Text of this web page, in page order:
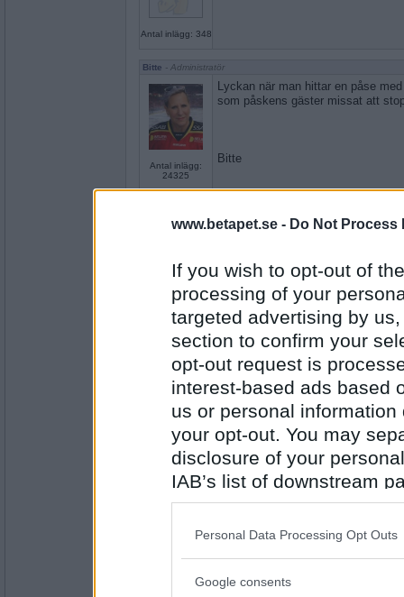
www.betapet.se - Do Not Process
If you wish to opt-out of
processing of your
targeted advertising by
section to confirm your
opt-out request is
interest-based ads based
us or personal
your opt-out. You may
disclosure of your
IAB’s list of downstream
also be disclosed by us
Downstream Participants
Please note that this
Personal Data Processing Opt Outs
Google consents
Antal inlägg: 348
Bitte - Administratör
Antal inlägg:
24325
Lyckan när man hittar en påse
som påskens gäster missat att
Bitte
Antal inlägg:
Kubb är gott!
bra att vara på isen heller för den
att det tinar. Borrade nya hål och
slutfiskat för min del på ismete.
Tack till Bitte för att hon håller
elakheter.
Tåg till Malmö , sedan ta nattåget